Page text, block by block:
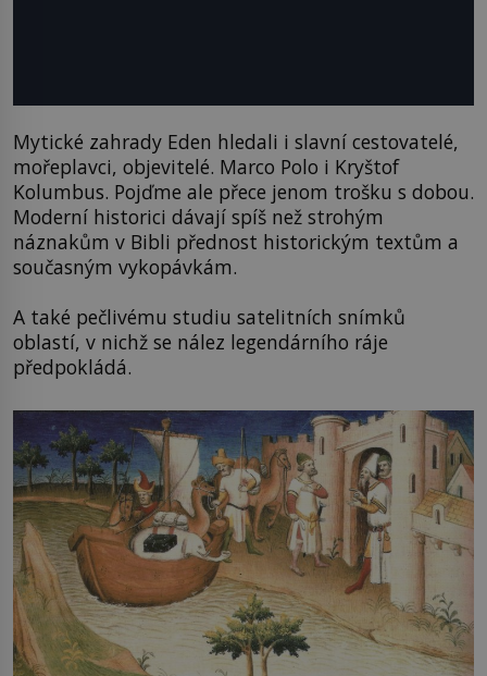
Mytické zahrady Eden hledali i slavní cestovatelé,
mořeplavci, objevitelé. Marco Polo i Kryštof
Kolumbus. Pojďme ale přece jenom trošku s dobou.
Moderní historici dávají spíš než strohým
náznakům v Bibli přednost historickým textům a
současným vykopávkám.
A také pečlivému studiu satelitních snímků
oblastí, v nichž se nález legendárního ráje
předpokládá.